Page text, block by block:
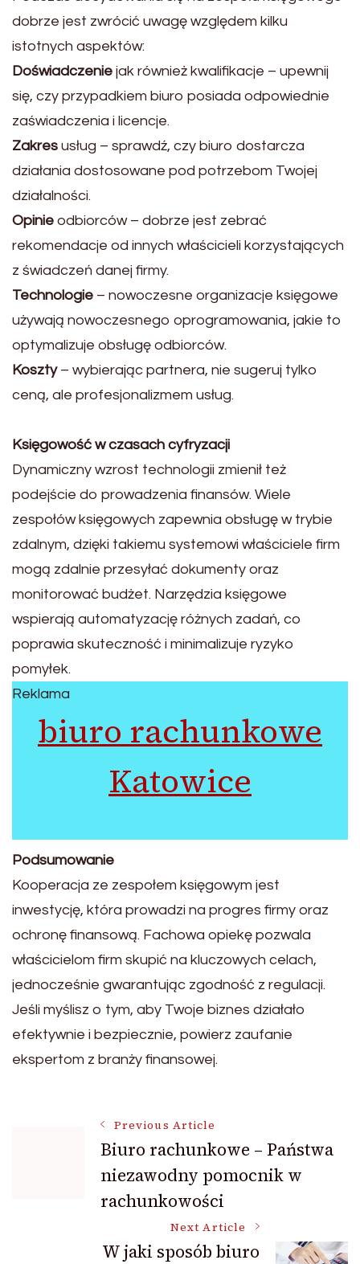
dobrze jest zwrócić uwagę względem kilku
istotnych aspektów:
Doświadczenie jak również kwalifikacje – upewnij
się, czy przypadkiem biuro posiada odpowiednie
zaświadczenia i licencje.
Zakres usług – sprawdź, czy biuro dostarcza
działania dostosowane pod potrzebom Twojej
działalności.
Opinie odbiorców – dobrze jest zebrać
rekomendacje od innych właścicieli korzystających
z świadczeń danej firmy.
Technologie – nowoczesne organizacje księgowe
używają nowoczesnego oprogramowania, jakie to
optymalizuje obsługę odbiorców.
Koszty– wybierając partnera, nie sugeruj tylko
ceną, ale profesjonalizmem usług.
Księgowość w czasach cyfryzacji
Dynamiczny wzrost technologii zmienił też
podejście do prowadzenia finansów. Wiele
zespołów księgowych zapewnia obsługę w trybie
zdalnym, dzięki takiemu systemowi właściciele firm
mogą zdalnie przesyłać dokumenty oraz
monitorować budżet. Narzędzia księgowe
wspierają automatyzację różnych zadań, co
poprawia skuteczność i minimalizuje ryzyko
pomyłek.
Reklama
biuro rachunkowe
Katowice
Podsumowanie
Kooperacja ze zespołem księgowym jest
inwestycję, która prowadzi na progres firmy oraz
ochronę finansową. Fachowa opiekę pozwala
właścicielom firm skupić na kluczowych celach,
jednocześnie gwarantując zgodność z regulacji.
Jeśli myślisz o tym, aby Twoje biznes działało
efektywnie i bezpiecznie, powierz zaufanie
ekspertom z branży finansowej.
Navigation
Previous Article
Biuro rachunkowe – Państwa
niezawodny pomocnik w
rachunkowości
Next Article
W jaki sposób biuro